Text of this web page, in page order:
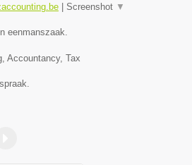
| Screenshot ▼
eenmanszaak.
Accountancy, Tax